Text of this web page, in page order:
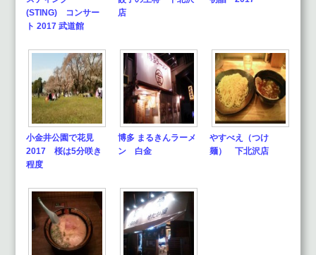
(STING) コンサー
ト 2017 武道館
店
小金井公園で花見
2017 桜は5分咲き
程度
博多 まるきんラーメ
ン 白金
やすべえ（つけ
麺） 下北沢店